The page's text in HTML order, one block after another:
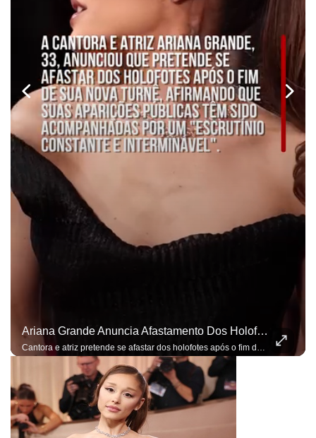
Ariana Grande Anuncia Afastamento Dos Holofotes Em Meio A Críticas Sobre Sua Aparência
Cantora e atriz pretende se afastar dos holofotes após o fim de sua nova turnê